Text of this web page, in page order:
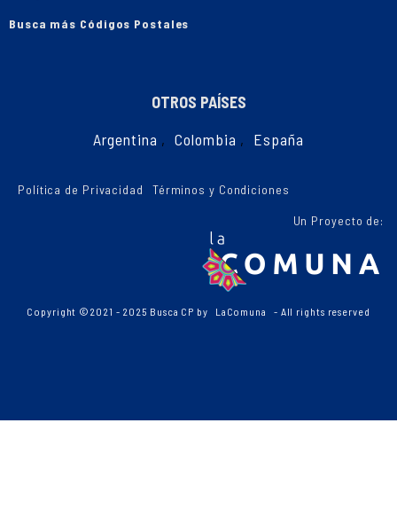
Busca más Códigos Postales
OTROS PAÍSES
Argentina , Colombia , España
Política de Privacidad Términos y Condiciones
Un Proyecto de:
Copyright ©2021 - 2025 Busca CP by LaComuna - All rights reserved